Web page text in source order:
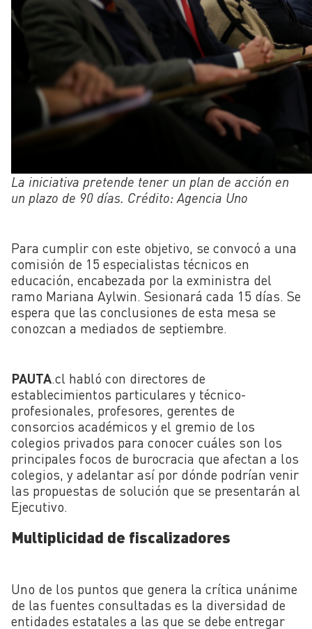
La iniciativa pretende tener un plan de acción en
un plazo de 90 días. Crédito: Agencia Uno
Para cumplir con este objetivo, se convocó a una
comisión de 15 especialistas técnicos en
educación, encabezada por la exministra del
ramo Mariana Aylwin. Sesionará cada 15 días. Se
espera que las conclusiones de esta mesa se
conozcan a mediados de septiembre.
PAUTA.cl habló con directores de
establecimientos particulares y técnico-
profesionales, profesores, gerentes de
consorcios académicos y el gremio de los
colegios privados para conocer cuáles son los
principales focos de burocracia que afectan a los
colegios, y adelantar así por dónde podrían venir
las propuestas de solución que se presentarán al
Ejecutivo.
Multiplicidad de fiscalizadores
Uno de los puntos que genera la crítica unánime
de las fuentes consultadas es la diversidad de
entidades estatales a las que se debe entregar